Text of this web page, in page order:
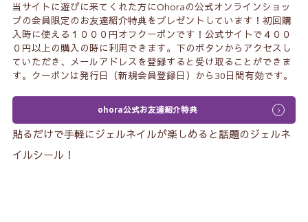
当サイトに遊びに来てくれた方にOhoraの公式オンラインショッ
プの会員限定のお友達紹介特典をプレゼントしています！初回購
入時に使える１０００円オフクーポンです！公式サイトで４００
０円以上の購入の時に利用できます。下のボタンからアクセスし
ていただき、メールアドレスを登録すると受け取ることができま
す。クーポンは発行日（新規会員登録日）から30日間有効です。
ohora公式お友達紹介特典
貼るだけで手軽にジェルネイルが楽しめると話題のジェルネ
イルシール！